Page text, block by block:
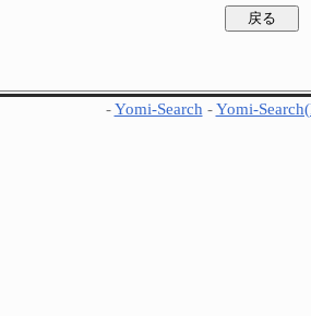
-Yomi-Search -Yomi-